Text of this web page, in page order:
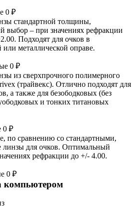
0 ₽
стандартной толщины,
выбор – при значениях рефракции
Подходят для очков в
или металлической оправе.
0 ₽
из сверхпрочного полимерного
(трайвекс). Отлично подходят для
а также для безободковых (без
и тонких титановых
0 ₽
по сравнению со стандартными,
для очков. Оптимальный
рефракции до +/- 4.00.
0 ₽
компьютером